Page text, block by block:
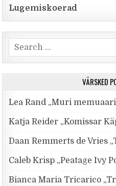
Lugemiskoerad
Search for:
VÄRSKED
Lea Rand „Muri
Katja Reider „Komissar
Daan Remmerts de Vries
Caleb Krisp „Peatage Ivy
Bianca Maria Tricarico